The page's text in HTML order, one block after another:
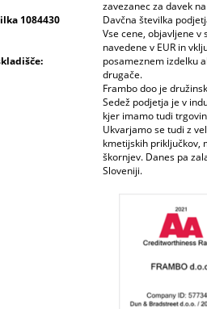
1084430
zavezanec za davek
Davčna številka
Vse cene, objavljene
navedene v EUR in
posameznem izdelku
drugače.
Frambo doo je
Sedež podjetja je v
kjer imamo tudi
Ukvarjamo se tudi z
kmetijskih priključkov,
škornjev. Danes pa
Sloveniji.